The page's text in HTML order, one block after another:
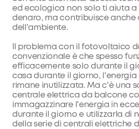
ed ecologica non solo ti aiuta a
denaro, ma contribuisce anche
dell'ambiente.
Il problema con il fotovoltaico
convenzionale è che spesso
efficacemente solo durante il
casa durante il giorno,
rimane inutilizzata. Ma c'è una
centrale elettrica da balcone
immagazzinare l'energia in
durante il giorno e utilizzarla di
della serie di centrali elettriche